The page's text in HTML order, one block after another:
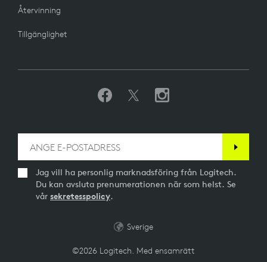
Återvinning
Tillgänglighet
Jag vill ha personlig marknadsföring från Logitech.
Du kan avsluta prenumerationen när som helst. Se
vår sekretesspolicy.
©2026 Logitech. Med ensamrätt
Sverige